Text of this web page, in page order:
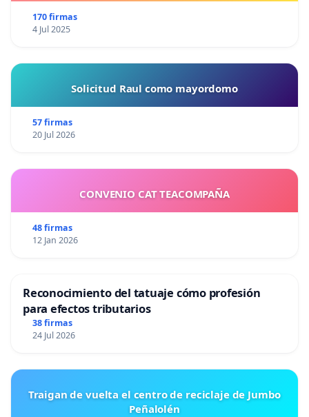
170 firmas
4 Jul 2025
Solicitud Raul como mayordomo
57 firmas
20 Jul 2026
CONVENIO CAT TEACOMPAÑA
48 firmas
12 Jan 2026
Reconocimiento del tatuaje cómo profesión
para efectos tributarios
38 firmas
24 Jul 2026
Traigan de vuelta el centro de reciclaje de Jumbo
Peñalolén